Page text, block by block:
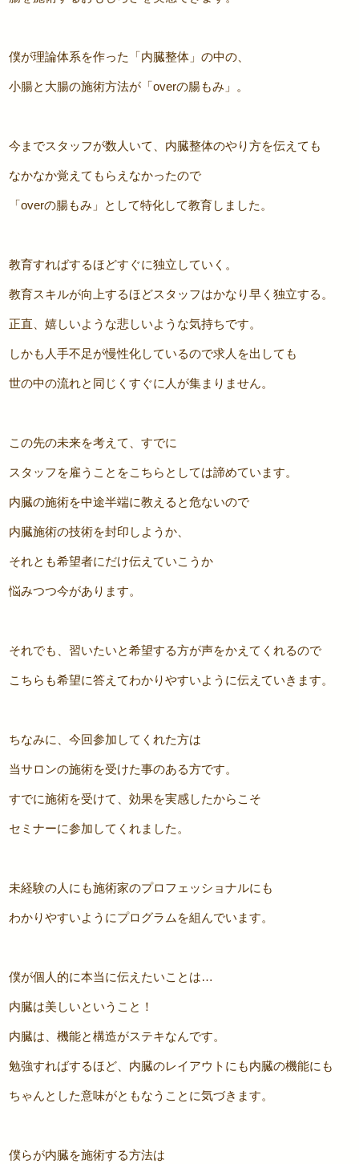
僕が理論体系を作った「内臓整体」の中の、
小腸と大腸の施術方法が「overの腸もみ」。
今までスタッフが数人いて、内臓整体のやり方を伝えても
なかなか覚えてもらえなかったので
「overの腸もみ」として特化して教育しました。
教育すればするほどすぐに独立していく。
教育スキルが向上するほどスタッフはかなり早く独立する。
正直、嬉しいような悲しいような気持ちです。
しかも人手不足が慢性化しているので求人を出しても
世の中の流れと同じくすぐに人が集まりません。
この先の未来を考えて、すでに
スタッフを雇うことをこちらとしては諦めています。
内臓の施術を中途半端に教えると危ないので
内臓施術の技術を封印しようか、
それとも希望者にだけ伝えていこうか
悩みつつ今があります。
それでも、習いたいと希望する方が声をかえてくれるので
こちらも希望に答えてわかりやすいように伝えていきます。
ちなみに、今回参加してくれた方は
当サロンの施術を受けた事のある方です。
すでに施術を受けて、効果を実感したからこそ
セミナーに参加してくれました。
未経験の人にも施術家のプロフェッショナルにも
わかりやすいようにプログラムを組んでいます。
僕が個人的に本当に伝えたいことは…
内臓は美しいということ！
内臓は、機能と構造がステキなんです。
勉強すればするほど、内臓のレイアウトにも内臓の機能にも
ちゃんとした意味がともなうことに気づきます。
僕らが内臓を施術する方法は